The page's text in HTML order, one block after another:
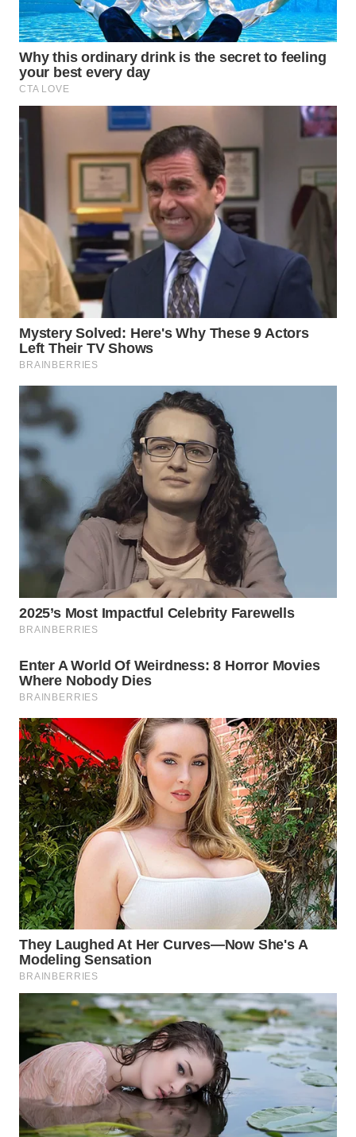
WN
LABUANBAJO
WN
BORNEO
Wahana
Media
WAHANA
TANI
WAHANA
ADVOKAT
WAHANA
INFRASTRUKTUR
WAHANA
KONSUMEN
WAHANA
LISTRIK
WAHANA
WAHANA
TV
WAHANANEWS
ID
WAHANANEWS
CO ID
WAHANANEWS
NET
WAHANA
SPORT
WAHANA
UMKM
WAHANA
SELEB
WAHANA
PERSONA
WAHANA
OTOMOTIF
WAHANA